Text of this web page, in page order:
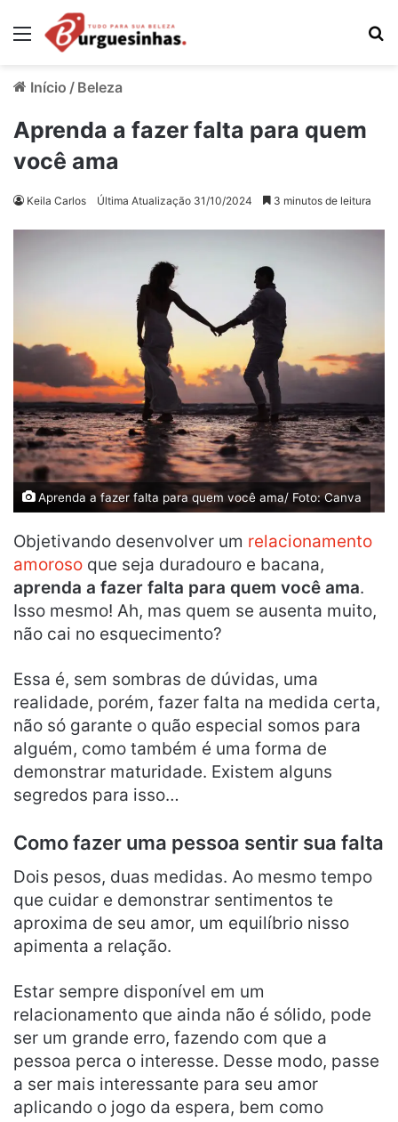
Menu
Início / Beleza
Aprenda a fazer falta para quem
você ama
Keila Carlos Última Atualização 31/10/2024 3 minutos de leitura
Aprenda a fazer falta para quem você ama/ Foto: Canva
Objetivando desenvolver um relacionamento
amoroso que seja duradouro e bacana,
aprenda a fazer falta para quem você ama.
Isso mesmo! Ah, mas quem se ausenta muito,
não cai no esquecimento?
Essa é, sem sombras de dúvidas, uma
realidade, porém, fazer falta na medida certa,
não só garante o quão especial somos para
alguém, como também é uma forma de
demonstrar maturidade. Existem alguns
segredos para isso…
Como fazer uma pessoa sentir sua falta
Dois pesos, duas medidas. Ao mesmo tempo
que cuidar e demonstrar sentimentos te
aproxima de seu amor, um equilíbrio nisso
apimenta a relação.
Estar sempre disponível em um
relacionamento que ainda não é sólido, pode
ser um grande erro, fazendo com que a
pessoa perca o interesse. Desse modo, passe
a ser mais interessante para seu amor
aplicando o jogo da espera, bem como